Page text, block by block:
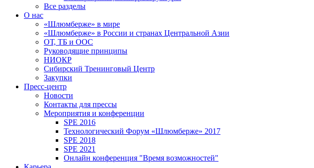
Все разделы
О нас
«Шлюмберже» в мире
«Шлюмберже» в России и странах Центральной Азии
ОТ, ТБ и ООС
Руководящие принципы
НИОКР
Сибирский Тренинговый Центр
Закупки
Пресс-центр
Новости
Контакты для прессы
Мероприятия и конференции
SPE 2016
Технологический Форум «Шлюмберже» 2017
SPE 2018
SPE 2021
Онлайн конференция "Время возможностей"